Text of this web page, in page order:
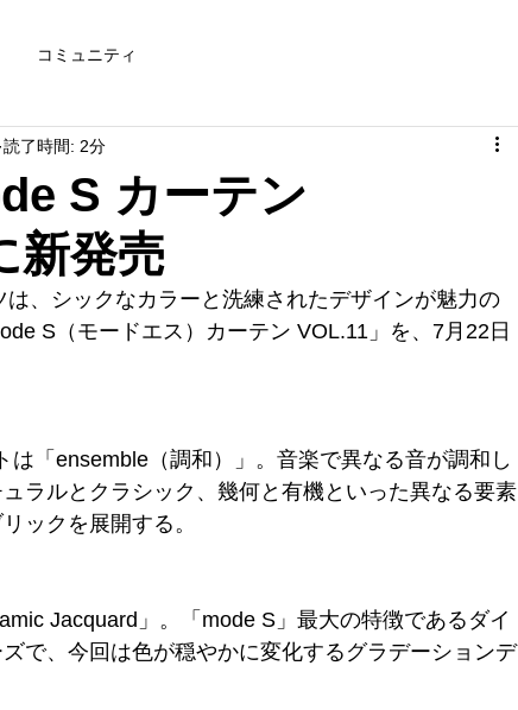
コミュニティ
S カーテン
新発売
読了時間: 2分
、シックなカラーと洗練されたデザインが魅力の
S（モードエス）カーテン VOL.11」を、7月22日
「ensemble（調和）」。音楽で異なる音が調和し
ラルとクラシック、幾何と有機といった異なる要素
ックを展開する。
Jacquard」。「mode S」最大の特徴であるダイ
で、今回は色が穏やかに変化するグラデーションデ